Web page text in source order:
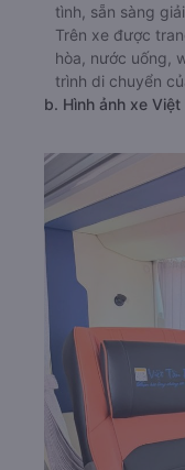
tình, sẵn sàng
Trên xe được
hòa, nước uống,
trình di chuyển
b. Hình ảnh xe Việt